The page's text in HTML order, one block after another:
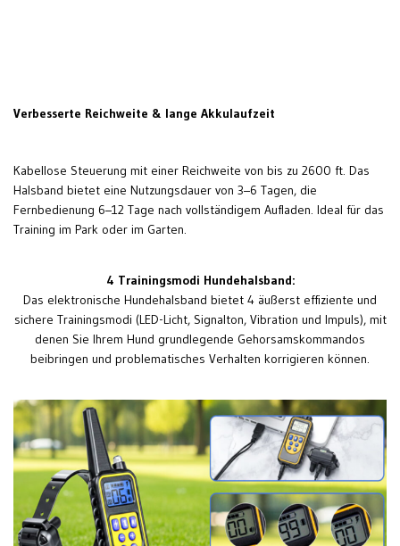
Verbesserte Reichweite & lange Akkulaufzeit
Kabellose Steuerung mit einer Reichweite von bis zu 2600 ft. Das
Halsband bietet eine Nutzungsdauer von 3–6 Tagen, die
Fernbedienung 6–12 Tage nach vollständigem Aufladen. Ideal für das
Training im Park oder im Garten.
4 Trainingsmodi Hundehalsband:
Das elektronische Hundehalsband bietet 4 äußerst effiziente und
sichere Trainingsmodi (LED-Licht, Signalton, Vibration und Impuls), mit
denen Sie Ihrem Hund grundlegende Gehorsamskommandos
beibringen und problematisches Verhalten korrigieren können.